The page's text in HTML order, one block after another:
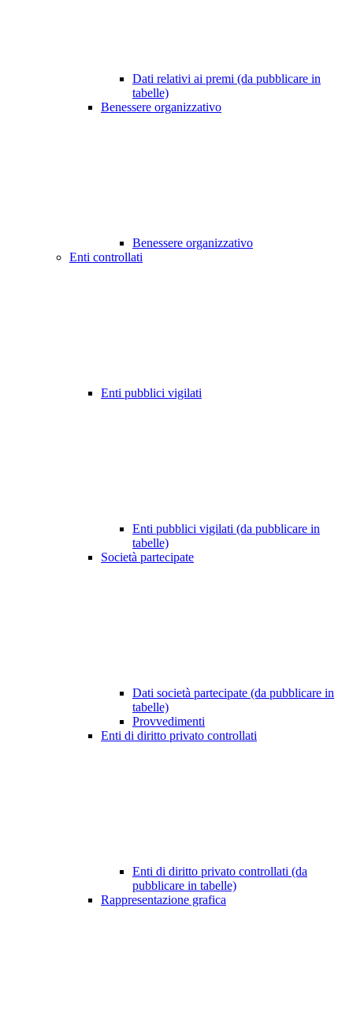
Dati relativi ai premi (da pubblicare in
tabelle)
Benessere organizzativo
Benessere organizzativo
Enti controllati
Enti pubblici vigilati
Enti pubblici vigilati (da pubblicare in
tabelle)
Società partecipate
Dati società partecipate (da pubblicare in
tabelle)
Provvedimenti
Enti di diritto privato controllati
Enti di diritto privato controllati (da
pubblicare in tabelle)
Rappresentazione grafica